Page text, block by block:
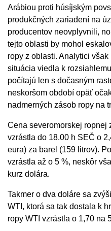
Arábiou proti húsíjským
produkčných zariadení na
producentov neovplyvnili,
tejto oblasti by mohol
ropy z oblasti. Analytici
situácia viedla k
počítajú len s dočasným
neskoršom období opäť
nadmerných zásob ropy na
Cena severomorskej ropnej
vzrástla do 18.00 h SEČ o
eura) za barel (159 litrov).
vzrástla až o 5 %, neskôr
kurz dolára.
Takmer o dva doláre sa
WTI, ktorá sa tak dostala k
ropy WTI vzrástla o 1,70 na